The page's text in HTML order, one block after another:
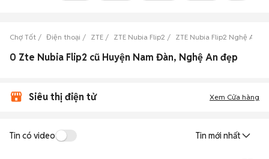
Chợ Tốt Điện thoại ZTE ZTE Nubia Flip2 ZTE Nubia Flip2 Nghệ An
0 Zte Nubia Flip2 cũ Huyện Nam Đàn, Nghệ An đẹp
Siêu thị điện tử Xem Cửa hàng
Tin có video Tin mới nhất